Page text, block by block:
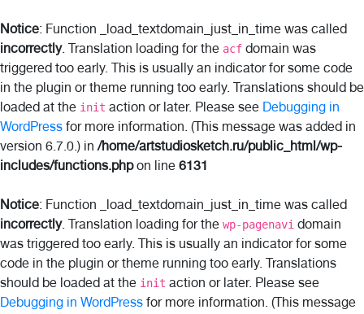
Notice: Function _load_textdomain_just_in_time was called
incorrectly. Translation loading for the acf domain was
triggered too early. This is usually an indicator for some code
in the plugin or theme running too early. Translations should be
loaded at the init action or later. Please see Debugging in
WordPress for more information. (This message was added in
version 6.7.0.) in/home/artstudiosketch.ru/public_html/wp-
includes/functions.phpon line 6131
Notice: Function _load_textdomain_just_in_time was called
incorrectly. Translation loading for the wp-pagenavi domain
was triggered too early. This is usually an indicator for some
code in the plugin or theme running too early. Translations
should be loaded at the init action or later. Please see
Debugging in WordPress for more information. (This message